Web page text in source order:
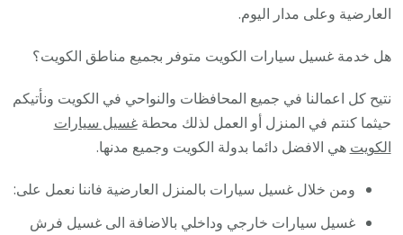
العارضية وعلى مدار اليوم.
هل خدمة غسيل سيارات الكويت متوفر بجميع مناطق الكويت؟
نتيح كل اعمالنا في جميع المحافظات والنواحي في الكويت ونأتيكم
حيثما كنتم في المنزل أو العمل لذلك محطةغسيل سيارات
الكويت هي الافضل دائما بدولة الكويت وجميع مدنها.
ومن خلال غسيل سيارات بالمنزل العارضية فاننا نعمل على:
غسيل سيارات خارجي وداخلي بالاضافة الى غسيل فرش